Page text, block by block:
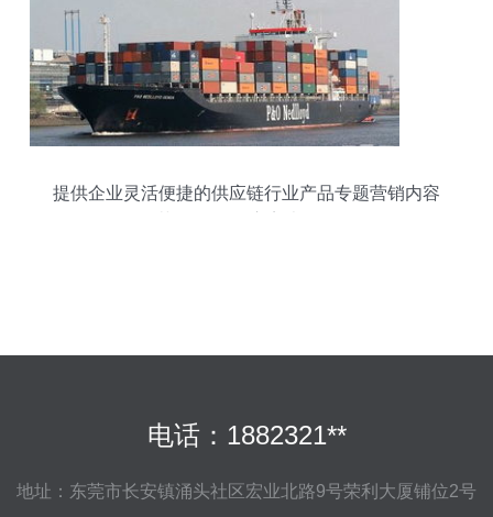
提供企业灵活便捷的供应链行业产品专题营销内容
电话：1882321**
地址：东莞市长安镇涌头社区宏业北路9号荣利大厦铺位2号